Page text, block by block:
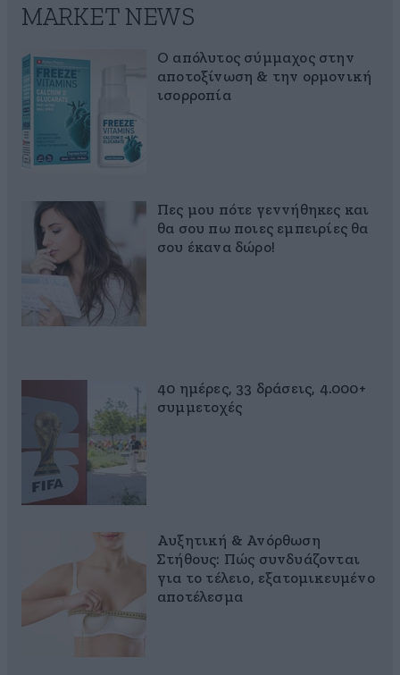
MARKET NEWS
Ο απόλυτος σύμμαχος στην
αποτοξίνωση & την ορμονική
ισορροπία
Πες μου πότε γεννήθηκες και
θα σου πω ποιες εμπειρίες θα
σου έκανα δώρο!
40 ημέρες, 33 δράσεις, 4.000+
συμμετοχές
Αυξητική & Ανόρθωση
Στήθους: Πώς συνδυάζονται
για το τέλειο, εξατομικευμένο
αποτέλεσμα